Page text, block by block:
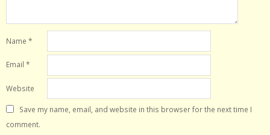
Name *
Email *
Website
Save my name, email, and website in this browser for the next time I
comment.